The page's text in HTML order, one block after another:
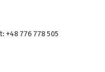
+48 776 778 505